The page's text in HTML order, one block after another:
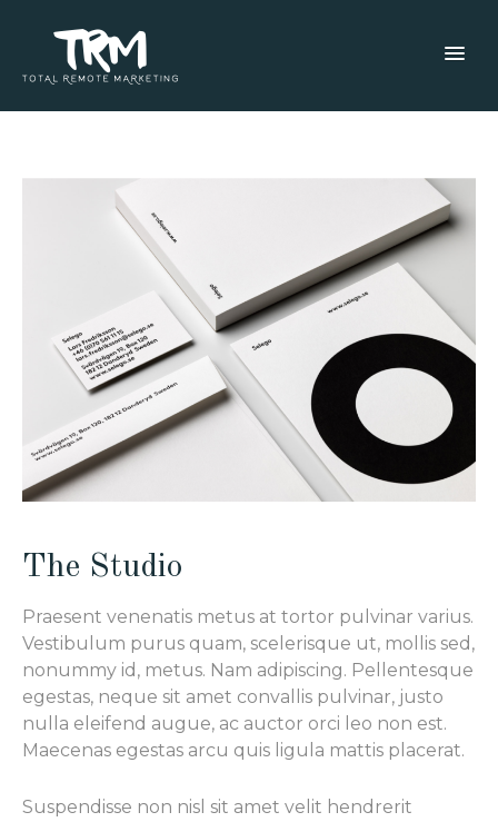
The Studio
Praesent venenatis metus at tortor pulvinar varius.
Vestibulum purus quam, scelerisque ut, mollis sed,
nonummy id, metus. Nam adipiscing. Pellentesque
egestas, neque sit amet convallis pulvinar, justo
nulla eleifend augue, ac auctor orci leo non est.
Maecenas egestas arcu quis ligula mattis placerat.
Suspendisse non nisl sit amet velit hendrerit